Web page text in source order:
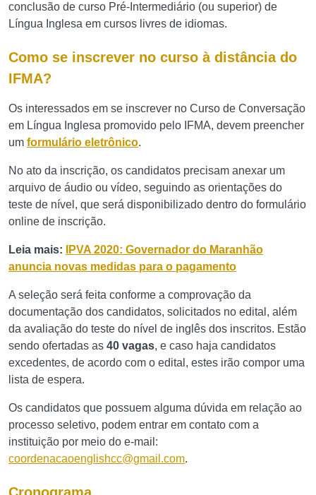
conclusão de curso Pré-Intermediário (ou superior) de
Língua Inglesa em cursos livres de idiomas.
Como se inscrever no curso à distância do
IFMA?
Os interessados em se inscrever no Curso de Conversação
em Língua Inglesa promovido pelo IFMA, devem preencher
um formulário eletrônico.
No ato da inscrição, os candidatos precisam anexar um
arquivo de áudio ou vídeo, seguindo as orientações do
teste de nível, que será disponibilizado dentro do formulário
online de inscrição.
Leia mais:
IPVA 2020: Governador do Maranhão
anuncia novas medidas para o pagamento
A seleção será feita conforme a comprovação da
documentação dos candidatos, solicitados no edital, além
da avaliação do teste do nível de inglês dos inscritos. Estão
sendo ofertadas as 40 vagas, e caso haja candidatos
excedentes, de acordo com o edital, estes irão compor uma
lista de espera.
Os candidatos que possuem alguma dúvida em relação ao
processo seletivo, podem entrar em contato com a
instituição por meio do e-mail:
coordenacaoenglishcc@gmail.com.